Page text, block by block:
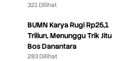
321 Dilihat
BUMN Karya Rugi Rp25,1
Triliun, Menunggu Trik Jitu
Bos Danantara
283 Dilihat